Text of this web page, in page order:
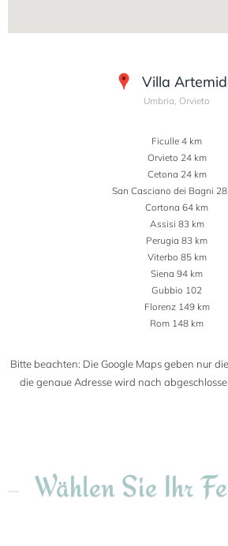
Villa
Umbria, Orvieto
Ficulle 4 km
Orvieto 24 km
Cetona 24 km
San Casciano dei Bagni
Cortona 64 km
Assisi 83 km
Perugia 83 km
Viterbo 85 km
Siena 94 km
Gubbio 102
Florenz 149 km
Rom 148 km
Bitte beachten: Die Google Maps geben nur
die genaue Adresse wird nach
Wählen Sie Ihr